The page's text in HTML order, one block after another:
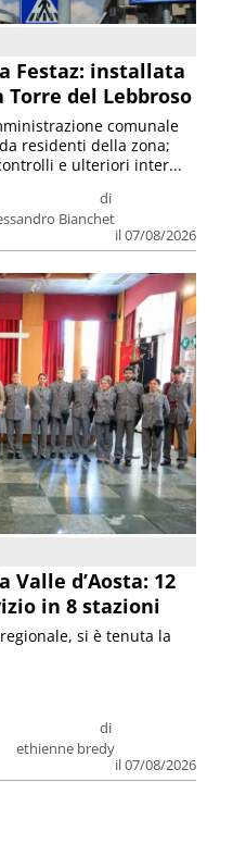
Festaz: installata
del Lebbroso
di
Bianchet
il 07/08/2026
comunale
residenti della zona;
e ulteriori inter...
Valle d’Aosta: 12
in 8 stazioni
di
ethienne bredy
il 07/08/2026
si è tenuta la